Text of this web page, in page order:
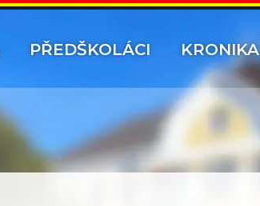
PŘEDŠKOLÁCI KRONIKA